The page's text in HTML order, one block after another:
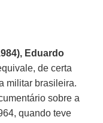
Eduardo
de certa
militar brasileira.
sobre a
quando teve